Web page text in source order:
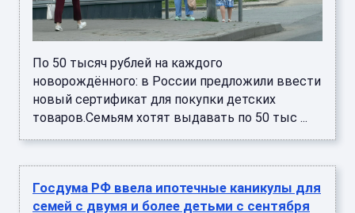
По 50 тысяч рублей на каждого
новорождённого: в России предложили ввести
новый сертификат для покупки детских
товаров.Семьям хотят выдавать по 50 тыс ...
Госдума РФ ввела ипотечные каникулы для
семей с двумя и более детьми с сентября